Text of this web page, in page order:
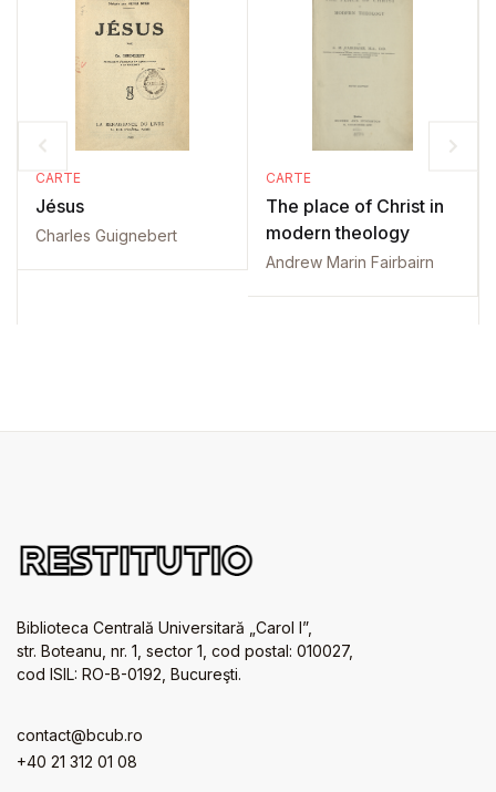
CARTE
Jésus
Charles Guignebert
CARTE
The place of Christ in
modern theology
Andrew Marin Fairbairn
Biblioteca Centrală Universitară „Carol I”,
str. Boteanu, nr. 1, sector 1, cod postal: 010027,
cod ISIL: RO-B-0192, Bucureşti.
contact@bcub.ro
+40 21 312 01 08